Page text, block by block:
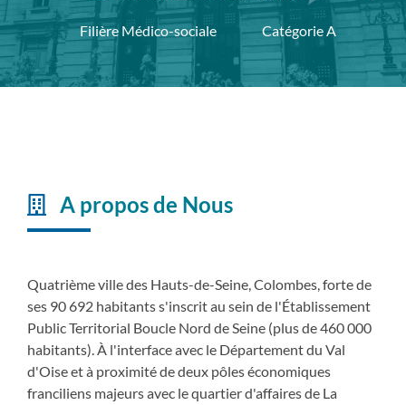
Filière Médico-sociale Catégorie A
A propos de Nous
Quatrième ville des Hauts-de-Seine, Colombes, forte de
ses 90 692 habitants s'inscrit au sein de l'Établissement
Public Territorial Boucle Nord de Seine (plus de 460 000
habitants). À l'interface avec le Département du Val
d'Oise et à proximité de deux pôles économiques
franciliens majeurs avec le quartier d'affaires de La